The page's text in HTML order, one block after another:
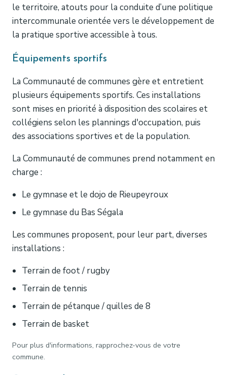
le territoire, atouts pour la conduite d’une politique
intercommunale orientée vers le développement de
la pratique sportive accessible à tous.
Équipements sportifs
La Communauté de communes gère et entretient
plusieurs équipements sportifs. Ces installations
sont mises en priorité à disposition des scolaires et
collégiens selon les plannings d'occupation, puis
des associations sportives et de la population.
La Communauté de communes prend notamment en
charge :
Le gymnase et le dojo de Rieupeyroux
Le gymnase du Bas Ségala
Les communes proposent, pour leur part, diverses
installations :
Terrain de foot / rugby
Terrain de tennis
Terrain de pétanque / quilles de 8
Terrain de basket
Pour plus d'informations, rapprochez-vous de votre
commune.